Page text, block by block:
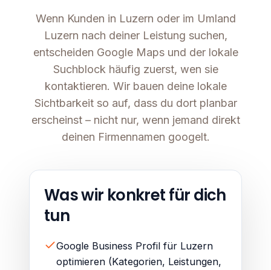
Wenn Kunden in Luzern oder im Umland
Luzern nach deiner Leistung suchen,
entscheiden Google Maps und der lokale
Suchblock häufig zuerst, wen sie
kontaktieren. Wir bauen deine lokale
Sichtbarkeit so auf, dass du dort planbar
erscheinst – nicht nur, wenn jemand direkt
deinen Firmennamen googelt.
Was wir konkret für dich
tun
Google Business Profil für Luzern
optimieren (Kategorien, Leistungen,